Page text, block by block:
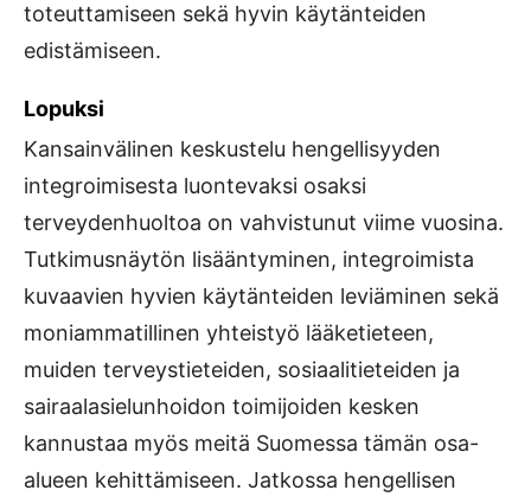
toteuttamiseen sekä hyvin käytänteiden
edistämiseen.
Lopuksi
Kansainvälinen keskustelu hengellisyyden
integroimisesta luontevaksi osaksi
terveydenhuoltoa on vahvistunut viime vuosina.
Tutkimusnäytön lisääntyminen, integroimista
kuvaavien hyvien käytänteiden leviäminen sekä
moniammatillinen yhteistyö lääketieteen,
muiden terveystieteiden, sosiaalitieteiden ja
sairaalasielunhoidon toimijoiden kesken
kannustaa myös meitä Suomessa tämän osa-
alueen kehittämiseen. Jatkossa hengellisen